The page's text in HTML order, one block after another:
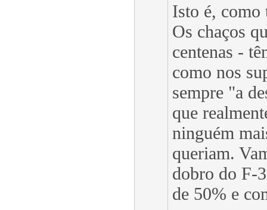
Isto é, como
Os chaços
centenas -
como nos
sempre "a
que
ninguém
queriam.
dobro do F-
de 50% e